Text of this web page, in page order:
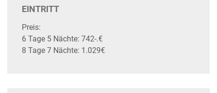
EINTRITT
Preis:
6 Tage 5 Nächte: 742-.€
8 Tage 7 Nächte: 1.029€